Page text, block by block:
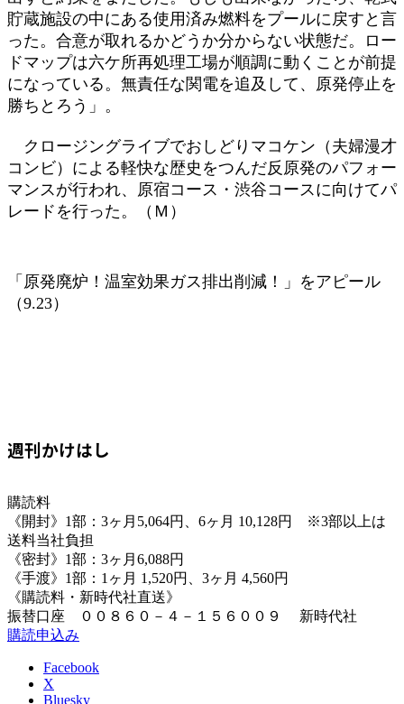
貯蔵施設の中にある使用済み燃料をプールに戻すと言
った。合意が取れるかどうか分からない状態だ。ロー
ドマップは六ケ所再処理工場が順調に動くことが前提
になっている。無責任な関電を追及して、原発停止を
勝ちとろう」。
クロージングライブでおしどりマコケン（夫婦漫才
コンビ）による軽快な歴史をつんだ反原発のパフォー
マンスが行われ、原宿コース・渋谷コースに向けてパ
レードを行った。（Ｍ）
「原発廃炉！温室効果ガス排出削減！」をアピール
（9.23）
週刊かけはし
購読料
《開封》1部：3ヶ月5,064円、6ヶ月 10,128円 ※3部以上は
送料当社負担
《密封》1部：3ヶ月6,088円
《手渡》1部：1ヶ月 1,520円、3ヶ月 4,560円
《購読料・新時代社直送》
振替口座 ００８６０－４－１５６００９ 新時代社
購読申込み
Facebook
X
Bluesky